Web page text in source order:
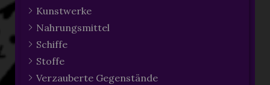
Kunstwerke
Nahrungsmittel
Schiffe
Stoffe
Verzauberte Gegenstände